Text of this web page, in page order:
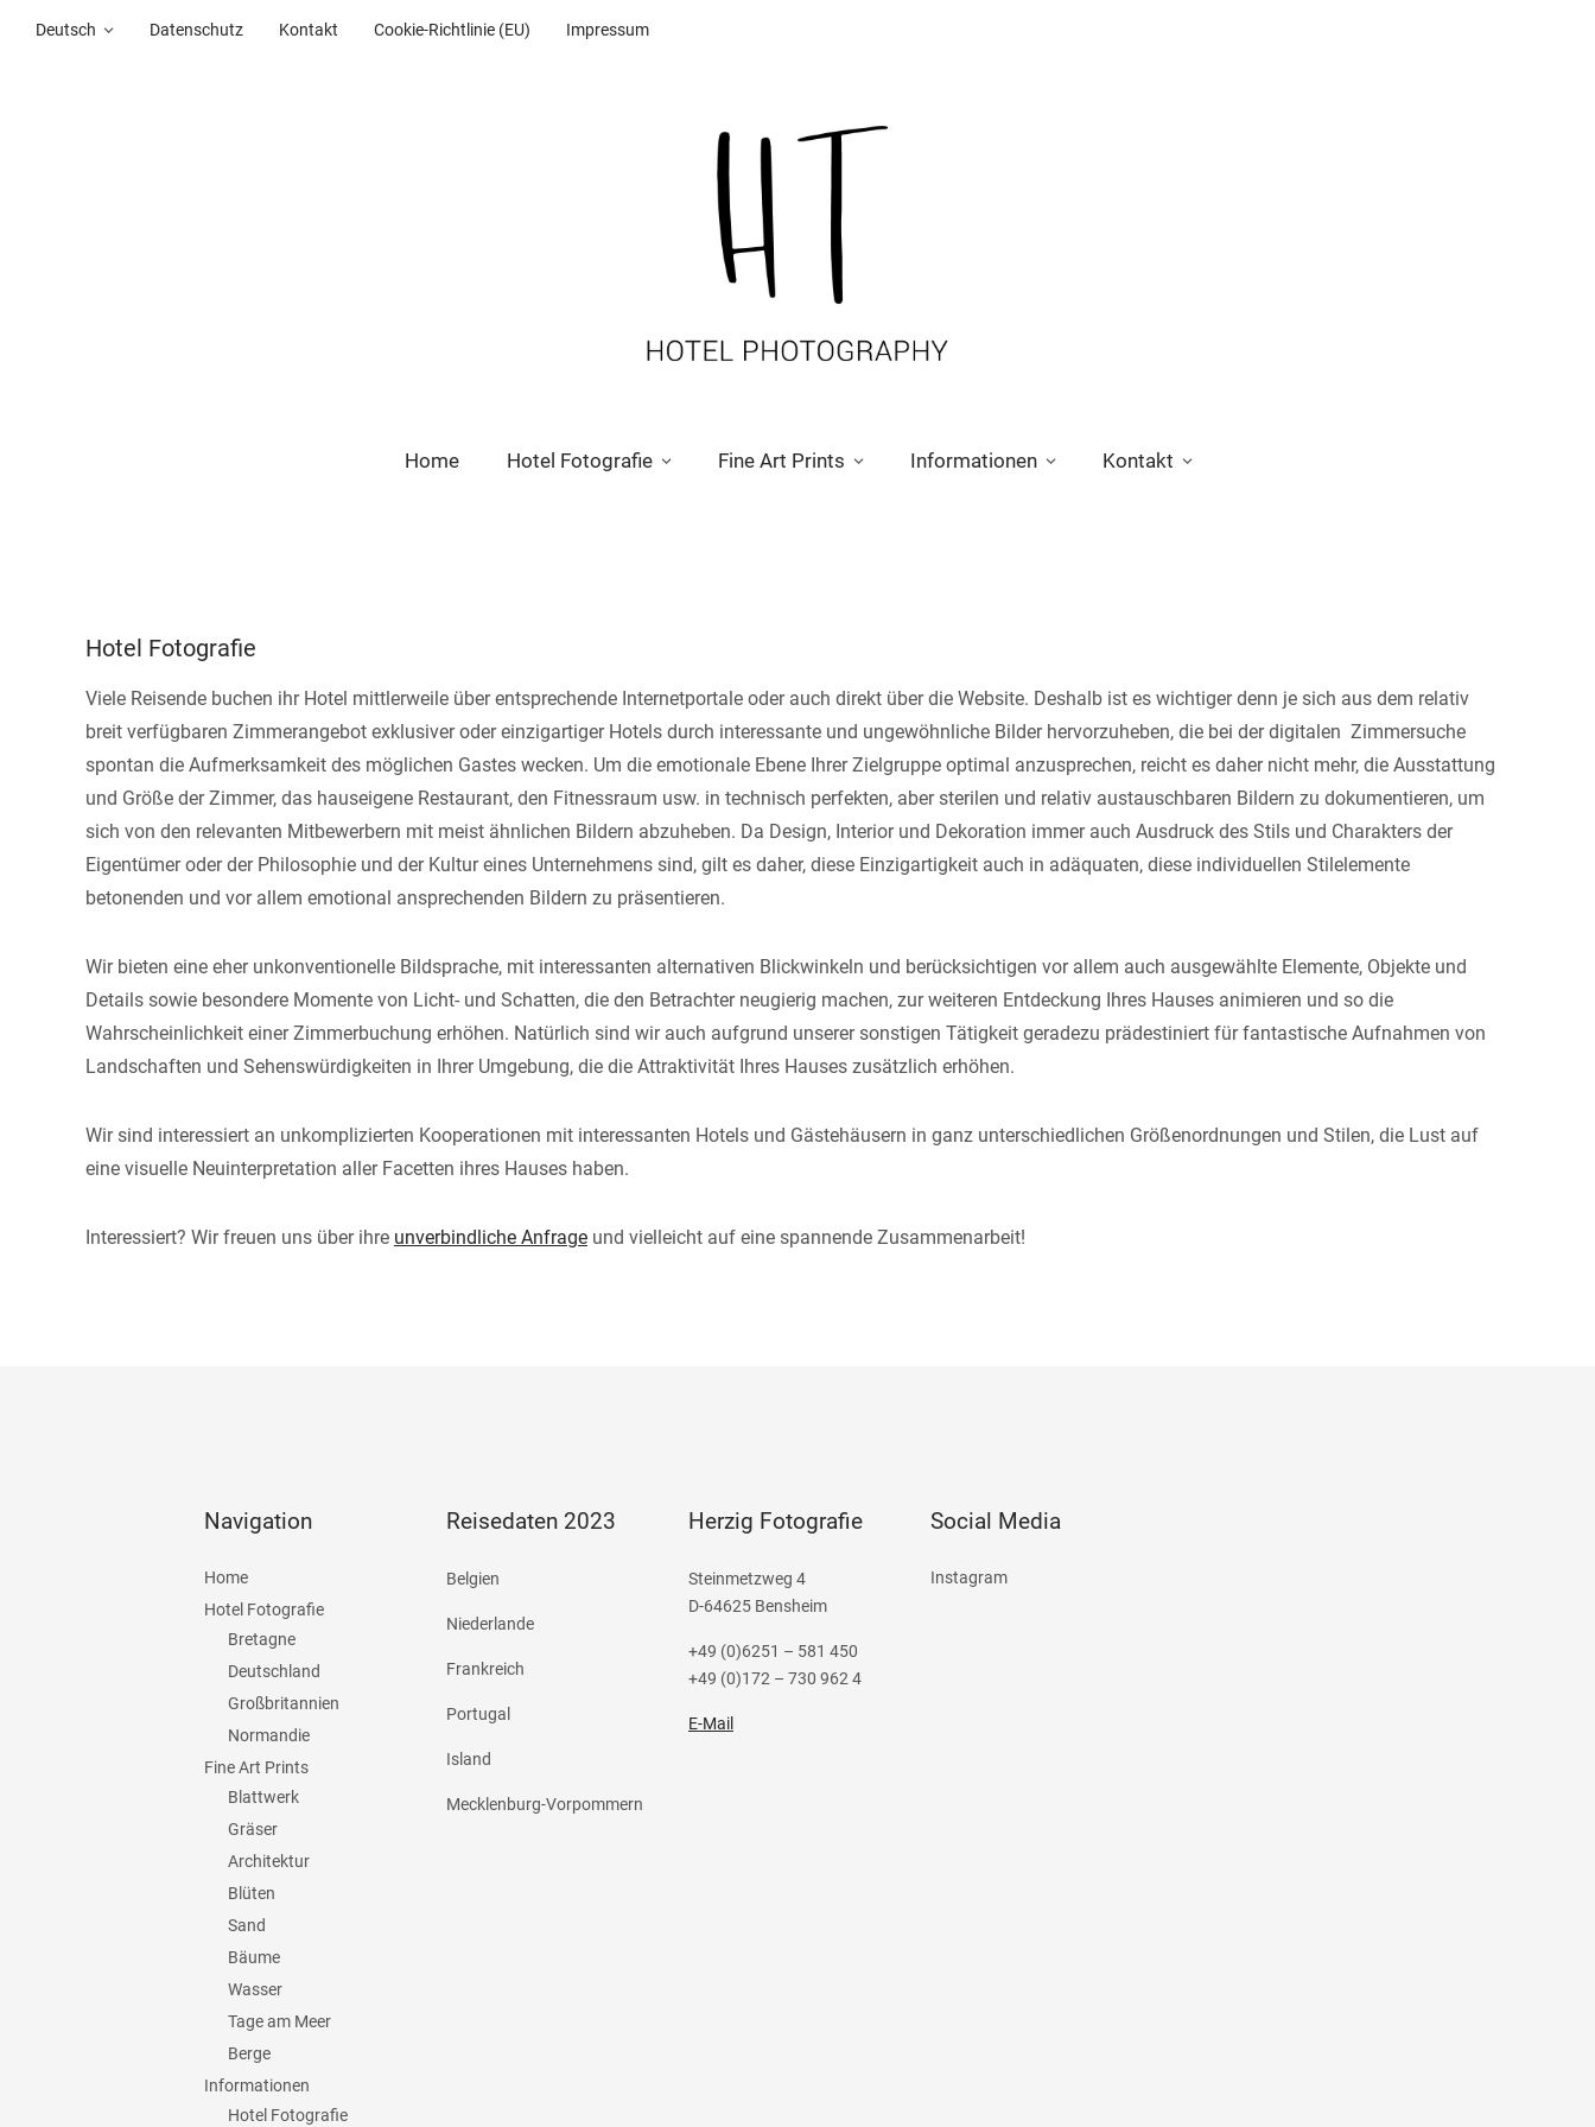
Deutsch Datenschutz Kontakt Cookie-Richtlinie (EU) Impressum
Home Hotel Fotografie Fine Art Prints Informationen Kontakt
Hotel Fotografie
Viele Reisende buchen ihr Hotel mittlerweile über entsprechende Internetportale oder auch direkt über die Website. Deshalb ist es wichtiger denn je sich aus dem relativ
breit verfügbaren Zimmerangebot exklusiver oder einzigartiger Hotels durch interessante und ungewöhnliche Bilder hervorzuheben, die bei der digitalen Zimmersuche
spontan die Aufmerksamkeit des möglichen Gastes wecken. Um die emotionale Ebene Ihrer Zielgruppe optimal anzusprechen, reicht es daher nicht mehr, die Ausstattung
und Größe der Zimmer, das hauseigene Restaurant, den Fitnessraum usw. in technisch perfekten, aber sterilen und relativ austauschbaren Bildern zu dokumentieren, um
sich von den relevanten Mitbewerbern mit meist ähnlichen Bildern abzuheben. Da Design, Interior und Dekoration immer auch Ausdruck des Stils und Charakters der
Eigentümer oder der Philosophie und der Kultur eines Unternehmens sind, gilt es daher, diese Einzigartigkeit auch in adäquaten, diese individuellen Stilelemente
betonenden und vor allem emotional ansprechenden Bildern zu präsentieren.
Wir bieten eine eher unkonventionelle Bildsprache, mit interessanten alternativen Blickwinkeln und berücksichtigen vor allem auch ausgewählte Elemente, Objekte und
Details sowie besondere Momente von Licht- und Schatten, die den Betrachter neugierig machen, zur weiteren Entdeckung Ihres Hauses animieren und so die
Wahrscheinlichkeit einer Zimmerbuchung erhöhen. Natürlich sind wir auch aufgrund unserer sonstigen Tätigkeit geradezu prädestiniert für fantastische Aufnahmen von
Landschaften und Sehenswürdigkeiten in Ihrer Umgebung, die die Attraktivität Ihres Hauses zusätzlich erhöhen.
Wir sind interessiert an unkomplizierten Kooperationen mit interessanten Hotels und Gästehäusern in ganz unterschiedlichen Größenordnungen und Stilen, die Lust auf
eine visuelle Neuinterpretation aller Facetten ihres Hauses haben.
Interessiert? Wir freuen uns über ihre unverbindliche Anfrage und vielleicht auf eine spannende Zusammenarbeit!
Navigation
Home
Hotel Fotografie
Bretagne
Deutschland
Großbritannien
Normandie
Fine Art Prints
Blattwerk
Gräser
Architektur
Blüten
Sand
Bäume
Wasser
Tage am Meer
Berge
Informationen
Hotel Fotografie
Reisedaten 2023
Belgien
Niederlande
Frankreich
Portugal
Island
Mecklenburg-Vorpommern
Herzig Fotografie
Steinmetzweg 4
D-64625 Bensheim
+49 (0)6251 – 581 450
+49 (0)172 – 730 962 4
E-Mail
Social Media
Instagram